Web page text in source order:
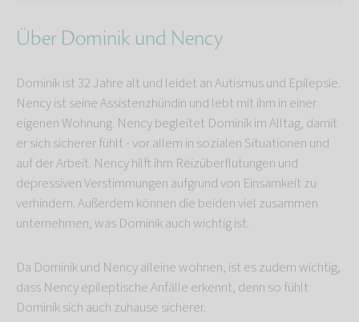
Über Dominik und Nency
Dominik ist 32 Jahre alt und leidet an Autismus und Epilepsie.
Nency ist seine Assistenzhündin und lebt mit ihm in einer
eigenen Wohnung. Nency begleitet Dominik im Alltag, damit
er sich sicherer fühlt - vor allem in sozialen Situationen und
auf der Arbeit. Nency hilft ihm Reizüberflutungen und
depressiven Verstimmungen aufgrund von Einsamkeit zu
verhindern. Außerdem können die beiden viel zusammen
unternehmen, was Dominik auch wichtig ist.
Da Dominik und Nency alleine wohnen, ist es zudem wichtig,
dass Nency epileptische Anfälle erkennt, denn so fühlt
Dominik sich auch zuhause sicherer.